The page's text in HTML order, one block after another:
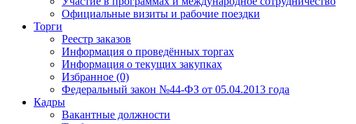
Официальные визиты и рабочие поездки
Торги
Реестр заказов
Информация о проведённых торгах
Информация о текущих закупках
Избранное (0)
Федеральный закон №44-ФЗ от 05.04.2013 года
Кадры
Вакантные должности